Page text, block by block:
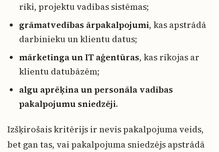
rīki, projektu vadības sistēmas;
grāmatvedības ārpakalpojumi, kas apstrādā
darbinieku un klientu datus;
mārketinga un IT aģentūras, kas rīkojas ar
klientu datubāzēm;
algu aprēķina un personāla vadības
pakalpojumu sniedzēji.
Izšķirošais kritērijs ir nevis pakalpojuma veids,
bet gan tas, vai pakalpojuma sniedzējs apstrādā